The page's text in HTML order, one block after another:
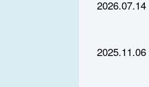
2026.07.14
2025.11.06